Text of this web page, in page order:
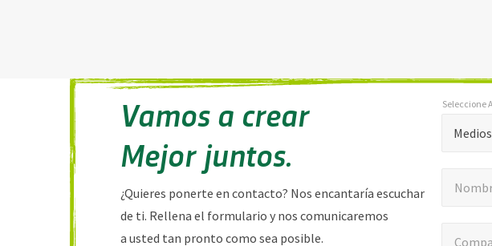
Vamos a crear
Mejor juntos.
¿Quieres ponerte en contacto? Nos encantaría escuchar
de ti. Rellena el formulario y nos comunicaremos
a usted tan pronto como sea posible.
indica
Seleccione